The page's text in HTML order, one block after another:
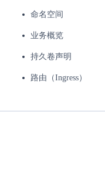
命名空间
业务概览
持久卷声明
路由（Ingress）